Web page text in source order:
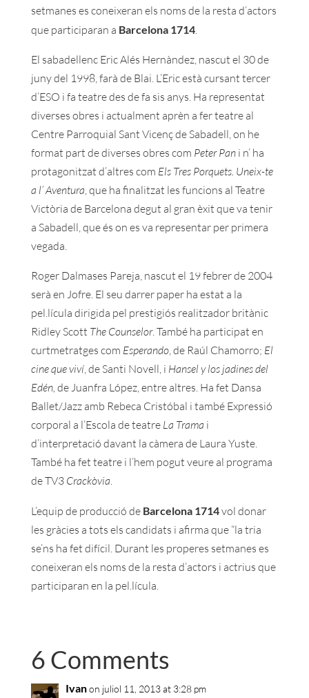
setmanes es coneixeran els noms de la resta d’actors
que participaran a Barcelona 1714.
El sabadellenc Eric Alés Hernàndez, nascut el 30 de
juny del 1998, farà de Blai. L’Eric està cursant tercer
d’ESO i fa teatre des de fa sis anys. Ha representat
diverses obres i actualment aprèn a fer teatre al
Centre Parroquial Sant Vicenç de Sabadell, on he
format part de diverses obres com Peter Pani n’ ha
protagonitzat d’altres com Els Tres Porquets. Uneix-te
a l’ Aventura, que ha finalitzat les funcions al Teatre
Victòria de Barcelona degut al gran èxit que va tenir
a Sabadell, que és on es va representar per primera
vegada.
Roger Dalmases Pareja, nascut el 19 febrer de 2004
serà en Jofre. El seu darrer paper ha estat a la
pel.lícula dirigida pel prestigiós realitzador britànic
Ridley Scott The Counselor. També ha participat en
curtmetratges com Esperando, de Raúl Chamorro; El
cine que viví, de Santi Novell, i Hansel y los jadines del
Edén, de Juanfra López, entre altres. Ha fet Dansa
Ballet/Jazz amb Rebeca Cristóbal i també Expressió
corporal a l’Escola de teatre La Trama i
d’interpretació davant la càmera de Laura Yuste.
També ha fet teatre i l’hem pogut veure al programa
de TV3 Crackòvia.
L’equip de producció de Barcelona 1714vol donar
les gràcies a tots els candidats i afirma que “la tria
se’ns ha fet difícil. Durant les properes setmanes es
coneixeran els noms de la resta d’actors i actrius que
participaran en la pel.lícula.
6 Comments
Ivanon juliol 11, 2013 at 3:28 pm